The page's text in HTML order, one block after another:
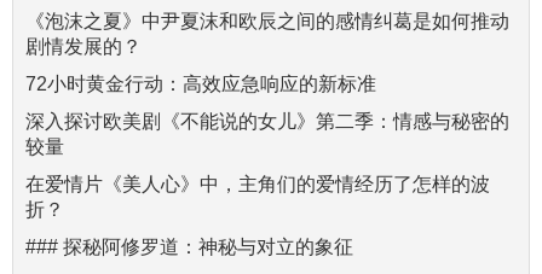
《泡沫之夏》中尹夏沫和欧辰之间的感情纠葛是如何推动
剧情发展的？
72小时黄金行动：高效应急响应的新标准
深入探讨欧美剧《不能说的女儿》第二季：情感与秘密的
较量
在爱情片《美人心》中，主角们的爱情经历了怎样的波
折？
### 探秘阿修罗道：神秘与对立的象征